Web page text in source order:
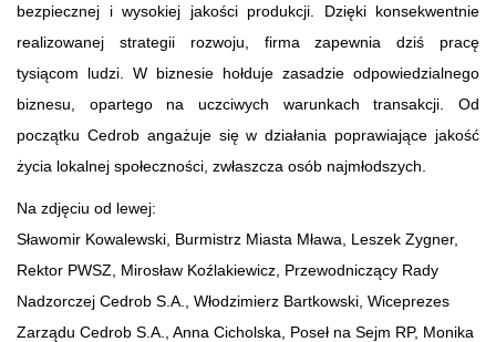
bezpiecznej i wysokiej jakości produkcji. Dzięki konsekwentnie
realizowanej strategii rozwoju, firma zapewnia dziś pracę
tysiącom ludzi. W biznesie hołduje zasadzie odpowiedzialnego
biznesu, opartego na uczciwych warunkach transakcji. Od
początku Cedrob angażuje się w działania poprawiające jakość
życia lokalnej społeczności, zwłaszcza osób najmłodszych.
Na zdjęciu od lewej:
Sławomir Kowalewski, Burmistrz Miasta Mława, Leszek Zygner,
Rektor PWSZ, Mirosław Koźlakiewicz, Przewodniczący Rady
Nadzorczej Cedrob S.A., Włodzimierz Bartkowski, Wiceprezes
Zarządu Cedrob S.A., Anna Cicholska, Poseł na Sejm RP, Monika